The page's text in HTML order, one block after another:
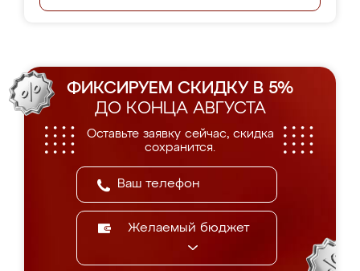
ФИКСИРУЕМ СКИДКУ В 5%
ДО КОНЦА АВГУСТА
Оставьте заявку сейчас, скидка
сохранится.
Желаемый бюджет